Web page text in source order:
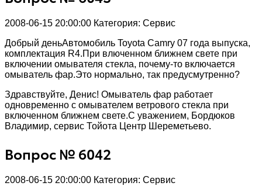
2008-06-15 20:00:00 Категория: Сервис
Добрый деньАвтомобиль Toyota Camry 07 года выпуска,
комплектация R4.При влюченном ближнем свете при
включении омывателя стекла, почему-то включается
омыватель фар.Это нормально, так предусмутренно?
Здравствуйте, Денис! Омыватель фар работает
одновременно с омывателем ветрового стекла при
включенном ближнем свете.С уважением, Бордюков
Владимир, сервис Тойота Центр Шереметьево.
Вопрос № 6042
2008-06-15 20:00:00 Категория: Сервис